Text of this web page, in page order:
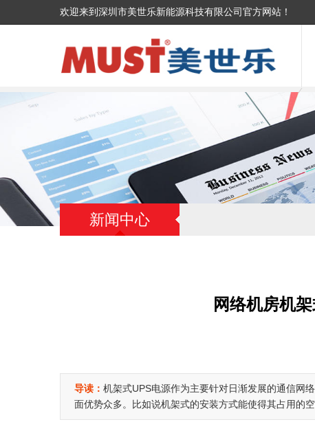
欢迎来到深圳市美世乐新能源科技有限公司官方网站！
新闻中心
网络机房机
导读： 机架式UPS电源作为主要针对日渐发展的通信网
面优势众多。比如说机架式的安装方式能使得其占用的